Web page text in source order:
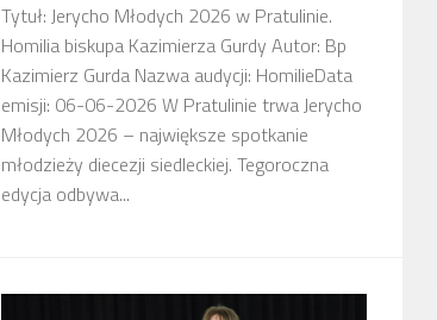
Tytuł: Jerycho Młodych 2026 w Pratulinie.
Homilia biskupa Kazimierza Gurdy Autor: Bp
Kazimierz Gurda Nazwa audycji: HomilieData
emisji: 06-06-2026 W Pratulinie trwa Jerycho
Młodych 2026 – największe spotkanie
młodzieży diecezji siedleckiej. Tegoroczna
edycja odbywa...